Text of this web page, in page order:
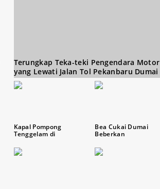
Terungkap Teka-teki Pengendara Motor
yang Lewati Jalan Tol Pekanbaru Dumai
Kapal Pompong
Tenggelam di
Bea Cukai Dumai
Beberkan